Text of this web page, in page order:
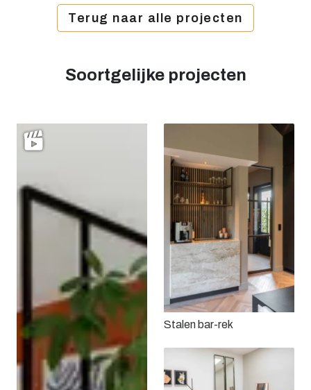
Terug naar alle projecten
Soortgelijke projecten
Stalen bar-rek